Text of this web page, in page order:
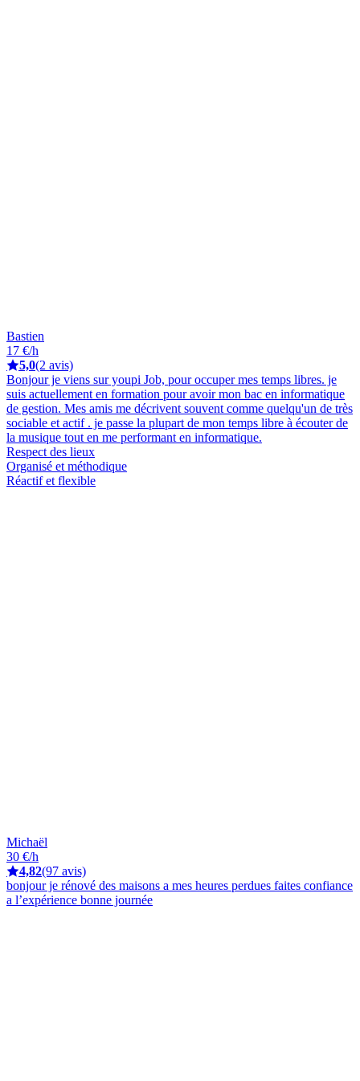
Bastien
17 €/h
5,0(2 avis)
Bonjour je viens sur youpi Job, pour occuper mes temps libres. je
suis actuellement en formation pour avoir mon bac en informatique
de gestion. Mes amis me décrivent souvent comme quelqu'un de très
sociable et actif . je passe la plupart de mon temps libre à écouter de
la musique tout en me performant en informatique.
Respect des lieux
Organisé et méthodique
Réactif et flexible
Michaël
30 €/h
4,82(97 avis)
bonjour je rénové des maisons a mes heures perdues faites confiance
a l’expérience bonne journée